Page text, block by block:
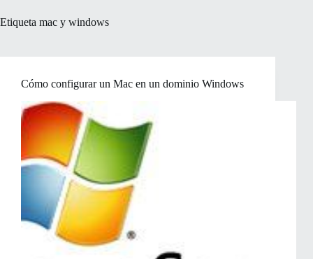
Etiqueta mac y windows
Cómo configurar un Mac en un dominio Windows